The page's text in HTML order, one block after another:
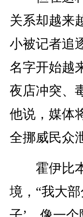
关系却越来
小被记者追
名字开始越
夜店冲突、
他说，媒体
全挪威民众
霍伊比本
境，“我大